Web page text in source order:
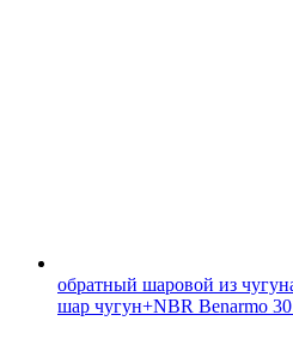
обратный шаровой из
шар чугун+NBR Benarmo